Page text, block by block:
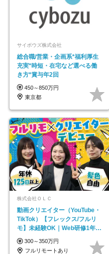
サイボウズ株式会社
総合職/営業・企画系*福利厚生
充実*時短・在宅など選べる働
き方*賞与年2回
450～850万円
東京都
株式会社ＯＬＣ
動画クリエイター（YouTube・
TikTok）【フレックス/フルリ
モ】未経験OK｜Web研修1年間
｜副業OK
300～350万円
フルリモートあり